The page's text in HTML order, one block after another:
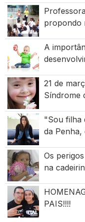
propondo
A
21 de
Síndrome
"Sou filha
da Penha,
Os
na
PAIS!!!!